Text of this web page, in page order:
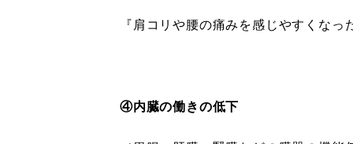
『肩コリや腰の痛みを感じやすくなっ
④内臓の働きの低下